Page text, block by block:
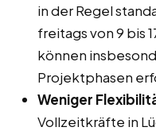
in der Regel
freitags von 9 bis
können
Projektphasen
Weniger
Vollzeitkräfte in